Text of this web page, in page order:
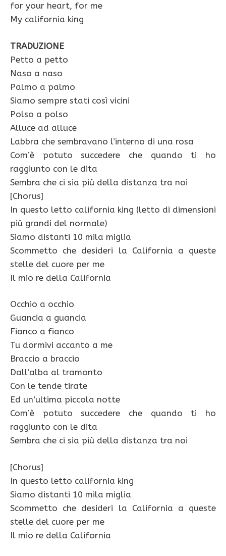
for your heart, for me
My california king
TRADUZIONE
Petto a petto
Naso a naso
Palmo a palmo
Siamo sempre stati così vicini
Polso a polso
Alluce ad alluce
Labbra che sembravano l’interno di una rosa
Com’è potuto succedere che quando ti ho
raggiunto con le dita
Sembra che ci sia più della distanza tra noi
[Chorus]
In questo letto california king (letto di dimensioni
più grandi del normale)
Siamo distanti 10 mila miglia
Scommetto che desideri la California a queste
stelle del cuore per me
Il mio re della California
Occhio a occhio
Guancia a guancia
Fianco a fianco
Tu dormivi accanto a me
Braccio a braccio
Dall’alba al tramonto
Con le tende tirate
Ed un’ultima piccola notte
Com’è potuto succedere che quando ti ho
raggiunto con le dita
Sembra che ci sia più della distanza tra noi
[Chorus]
In questo letto california king
Siamo distanti 10 mila miglia
Scommetto che desideri la California a queste
stelle del cuore per me
Il mio re della California